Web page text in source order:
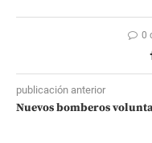
0
publicación anterior
Nuevos bomberos